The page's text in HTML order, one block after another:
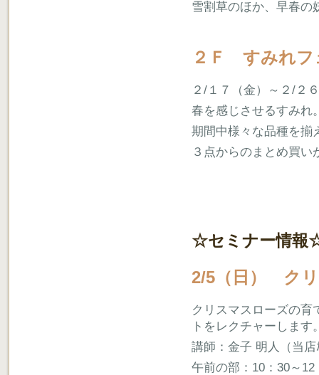
雪割草のほか、早春の
２Ｆ すみれ
２/１７（金）～２/２
春を感じさせるすみれ
期間中様々な品種を揃
３点からのまとめ買い
☆セミナー情報
2/5（日） クリ
クリスマスローズの育
トをレクチャーします
講師：金子 明人（当店
午前の部：10：30～12